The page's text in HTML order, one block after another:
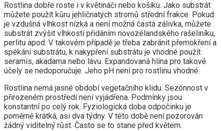
Rostlina dobře roste i v květináči nebo košíku. Jako substrát
můžete použít kůru jehličnatých stromů střední frakce. Pokud
je vzdušná vlhkost nízká a není možná častá zálivka, můžete
substrát zvýšit vlhkostí přidáním novozélandského rašeliníku,
perlitu apod. V takovém případě je třeba zabránit přemokření a
spékání substrátu, k nakypření substrátu je vhodné použít
seramis, akadama nebo lávu. Expandovaná hlína pro takové
účely se nedoporučuje. Jeho pH není pro rostlinu vhodné.
Rostlina nemá jasné období vegetačního klidu. Sezónnost v
přirozeném prostředí není vyjádřena. Podmínky jsou
konstantní po celý rok. Fyziologická doba odpočinku je
poměrně krátká, asi dva týdny. V této době není pozorován
žádný viditelný růst. Často se to stane před květem.